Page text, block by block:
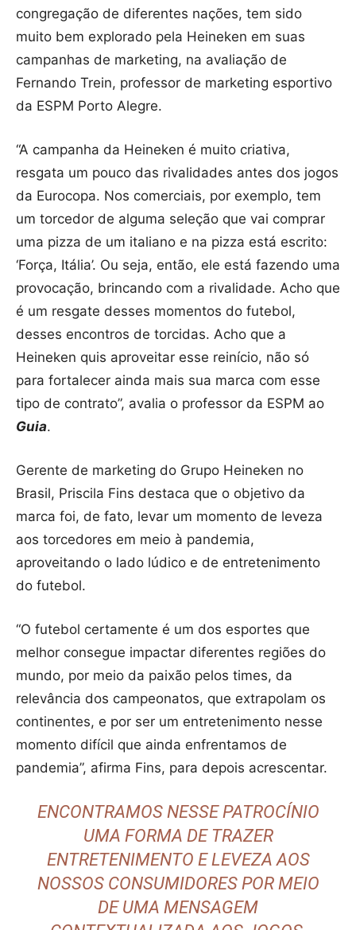
congregação de diferentes nações, tem sido
muito bem explorado pela Heineken em suas
campanhas de marketing, na avaliação de
Fernando Trein, professor de marketing esportivo
da ESPM Porto Alegre.
“A campanha da Heineken é muito criativa,
resgata um pouco das rivalidades antes dos jogos
da Eurocopa. Nos comerciais, por exemplo, tem
um torcedor de alguma seleção que vai comprar
uma pizza de um italiano e na pizza está escrito:
‘Força, Itália’. Ou seja, então, ele está fazendo uma
provocação, brincando com a rivalidade. Acho que
é um resgate desses momentos do futebol,
desses encontros de torcidas. Acho que a
Heineken quis aproveitar esse reinício, não só
para fortalecer ainda mais sua marca com esse
tipo de contrato”, avalia o professor da ESPM ao
Guia.
Gerente de marketing do Grupo Heineken no
Brasil, Priscila Fins destaca que o objetivo da
marca foi, de fato, levar um momento de leveza
aos torcedores em meio à pandemia,
aproveitando o lado lúdico e de entretenimento
do futebol.
“O futebol certamente é um dos esportes que
melhor consegue impactar diferentes regiões do
mundo, por meio da paixão pelos times, da
relevância dos campeonatos, que extrapolam os
continentes, e por ser um entretenimento nesse
momento difícil que ainda enfrentamos de
pandemia”, afirma Fins, para depois acrescentar.
ENCONTRAMOS NESSE PATROCÍNIO
UMA FORMA DE TRAZER
ENTRETENIMENTO E LEVEZA AOS
NOSSOS CONSUMIDORES POR MEIO
DE UMA MENSAGEM